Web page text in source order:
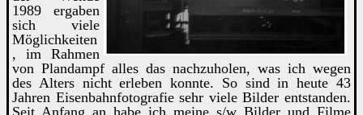
1989 ergaben
sich viele
Möglichkeiten
, im Rahmen
von Plandampf alles das nachzuholen, was ich wegen
des Alters nicht erleben konnte. So sind in heute 43
Jahren Eisenbahnfotografie sehr viele Bilder entstanden.
Seit Anfang an habe ich meine s/w Bilder und Filme